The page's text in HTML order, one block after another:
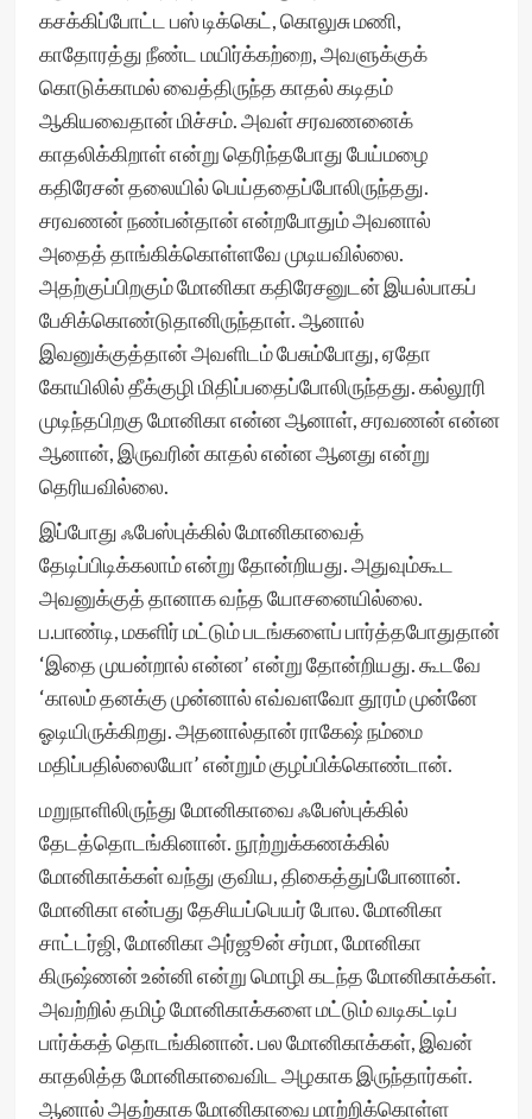
கசக்கிப்போட்ட பஸ் டிக்கெட், கொலுசு மணி,
காதோரத்து நீண்ட மயிர்க்கற்றை, அவளுக்குக்
கொடுக்காமல் வைத்திருந்த காதல் கடிதம்
ஆகியவைதான் மிச்சம். அவள் சரவணனைக்
காதலிக்கிறாள் என்று தெரிந்தபோது பேய்மழை
கதிரேசன் தலையில் பெய்ததைப்போலிருந்தது.
சரவணன் நண்பன்தான் என்றபோதும் அவனால்
அதைத் தாங்கிக்கொள்ளவே முடியவில்லை.
அதற்குப்பிறகும் மோனிகா கதிரேசனுடன் இயல்பாகப்
பேசிக்கொண்டுதானிருந்தாள். ஆனால்
இவனுக்குத்தான் அவளிடம் பேசும்போது, ஏதோ
கோயிலில் தீக்குழி மிதிப்பதைப்போலிருந்தது. கல்லூரி
முடிந்தபிறகு மோனிகா என்ன ஆனாள், சரவணன் என்ன
ஆனான், இருவரின் காதல் என்ன ஆனது என்று
தெரியவில்லை.
இப்போது ஃபேஸ்புக்கில் மோனிகாவைத்
தேடிப்பிடிக்கலாம் என்று தோன்றியது. அதுவும்கூட
அவனுக்குத் தானாக வந்த யோசனையில்லை.
ப.பாண்டி, மகளிர் மட்டும் படங்களைப் பார்த்தபோதுதான்
‘இதை முயன்றால் என்ன’ என்று தோன்றியது. கூடவே
‘காலம் தனக்கு முன்னால் எவ்வளவோ தூரம் முன்னே
ஓடியிருக்கிறது. அதனால்தான் ராகேஷ் நம்மை
மதிப்பதில்லையோ’ என்றும் குழப்பிக்கொண்டான்.
மறுநாளிலிருந்து மோனிகாவை ஃபேஸ்புக்கில்
தேடத்தொடங்கினான். நூற்றுக்கணக்கில்
மோனிகாக்கள் வந்து குவிய, திகைத்துப்போனான்.
மோனிகா என்பது தேசியப்பெயர் போல. மோனிகா
சாட்டர்ஜி, மோனிகா அர்ஜூன் சர்மா, மோனிகா
கிருஷ்ணன் உன்னி என்று மொழி கடந்த மோனிகாக்கள்.
அவற்றில் தமிழ் மோனிகாக்களை மட்டும் வடிகட்டிப்
பார்க்கத் தொடங்கினான். பல மோனிகாக்கள், இவன்
காதலித்த மோனிகாவைவிட அழகாக இருந்தார்கள்.
ஆனால் அதற்காக மோனிகாவை மாற்றிக்கொள்ள